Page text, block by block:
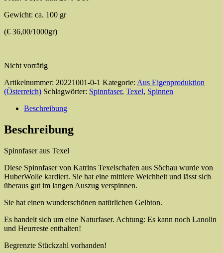
Gewicht: ca. 100 gr
(€ 36,00/1000gr)
Nicht vorrätig
Artikelnummer: 20221001-0-1 Kategorie: Aus Eigenproduktion
(Österreich) Schlagwörter: Spinnfaser, Texel, Spinnen
Beschreibung
Beschreibung
Spinnfaser aus Texel
Diese Spinnfaser von Katrins Texelschafen aus Söchau wurde von
HuberWolle kardiert. Sie hat eine mittlere Weichheit und lässt sich
überaus gut im langen Auszug verspinnen.
Sie hat einen wunderschönen natürlichen Gelbton.
Es handelt sich um eine Naturfaser. Achtung: Es kann noch Lanolin
und Heurreste enthalten!
Begrenzte Stückzahl vorhanden!